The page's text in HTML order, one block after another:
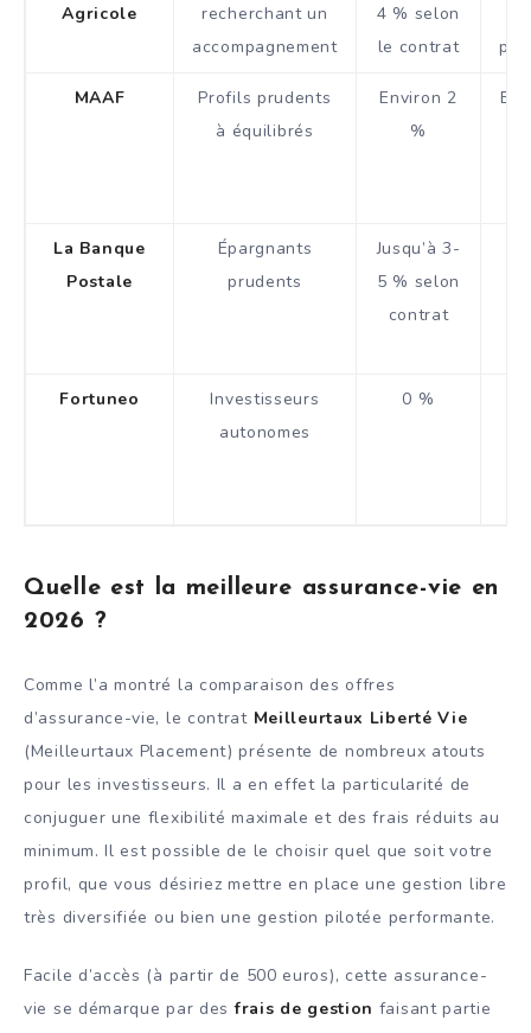
Agricole
recherchant un
accompagnement
4 % selon
le contrat
MAAF
Profils prudents
à équilibrés
Environ 2
%
La Banque
Postale
Épargnants
prudents
Jusqu’à 3-
5 % selon
contrat
Fortuneo
Investisseurs
autonomes
0 %
Quelle est la meilleure assurance-vie en
2026 ?
Comme l’a montré la comparaison des offres
d’assurance-vie, le contrat Meilleurtaux Liberté Vie
(Meilleurtaux Placement) présente de nombreux atouts
pour les investisseurs. Il a en effet la particularité de
conjuguer une flexibilité maximale et des frais réduits au
minimum. Il est possible de le choisir quel que soit votre
profil, que vous désiriez mettre en place une gestion libre
très diversifiée ou bien une gestion pilotée performante.
Facile d’accès (à partir de 500 euros), cette assurance-
vie se démarque par desfrais de gestion faisant partie